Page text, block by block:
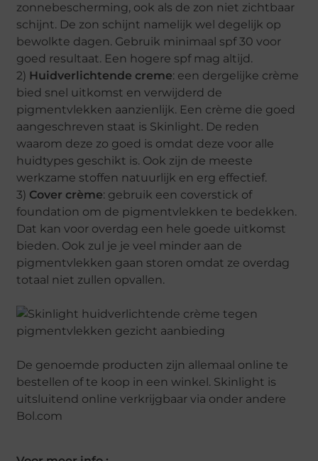
zonnebescherming, ook als de zon niet zichtbaar
schijnt. De zon schijnt namelijk wel degelijk op
bewolkte dagen. Gebruik minimaal spf 30 voor
goed resultaat. Een hogere spf mag altijd.
2) Huidverlichtende creme: een dergelijke crème
bied snel uitkomst en verwijderd de
pigmentvlekken aanzienlijk. Een crème die goed
aangeschreven staat is Skinlight. De reden
waarom deze zo goed is omdat deze voor alle
huidtypes geschikt is. Ook zijn de meeste
werkzame stoffen natuurlijk en erg effectief.
3) Cover crème: gebruik een coverstick of
foundation om de pigmentvlekken te bedekken.
Dat kan voor overdag een hele goede uitkomst
bieden. Ook zul je je veel minder aan de
pigmentvlekken gaan storen omdat ze overdag
totaal niet zullen opvallen.
De genoemde producten zijn allemaal online te
bestellen of te koop in een winkel. Skinlight is
uitsluitend online verkrijgbaar via onder andere
Bol.com